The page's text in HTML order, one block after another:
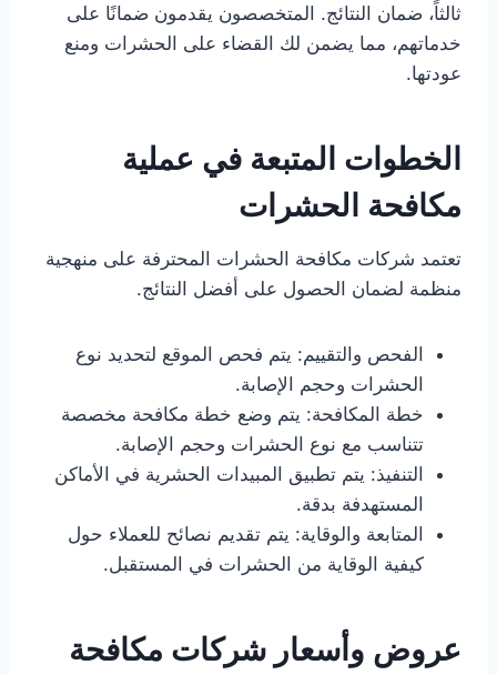
ثالثاً، ضمان النتائج. المتخصصون يقدمون ضمانًا على
خدماتهم، مما يضمن لك القضاء على الحشرات ومنع
عودتها.
الخطوات المتبعة في عملية
مكافحة الحشرات
تعتمد شركات مكافحة الحشرات المحترفة على منهجية
منظمة لضمان الحصول على أفضل النتائج.
الفحص والتقييم: يتم فحص الموقع لتحديد نوع
الحشرات وحجم الإصابة.
خطة المكافحة: يتم وضع خطة مكافحة مخصصة
تتناسب مع نوع الحشرات وحجم الإصابة.
التنفيذ: يتم تطبيق المبيدات الحشرية في الأماكن
المستهدفة بدقة.
المتابعة والوقاية: يتم تقديم نصائح للعملاء حول
كيفية الوقاية من الحشرات في المستقبل.
عروض وأسعار شركات مكافحة